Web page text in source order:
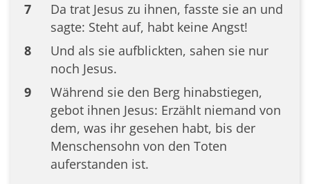
7
Da trat Jesus zu ihnen, fasste sie an und
sagte: Steht auf, habt keine Angst!
8
Und als sie aufblickten, sahen sie nur
noch Jesus.
9
Während sie den Berg hinabstiegen,
gebot ihnen Jesus: Erzählt niemand von
dem, was ihr gesehen habt, bis der
Menschensohn von den Toten
auferstanden ist.